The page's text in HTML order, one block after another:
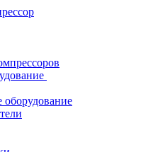
оборудование